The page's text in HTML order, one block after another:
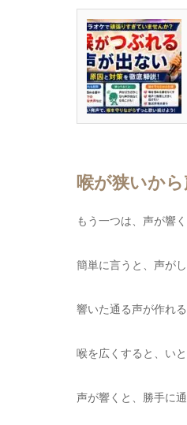
喉が狭いか
もう一つは、声が響
簡単に言うと、声が
響いた通る声が作れ
喉を広くすると、い
声が響くと、勝手に